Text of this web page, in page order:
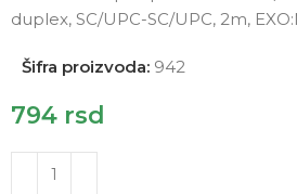
duplex, SC/UPC-SC/UPC, 2m,
Šifra proizvoda: 942
794 rsd